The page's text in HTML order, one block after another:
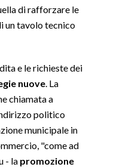
di rafforzare le
un tavolo tecnico
e le richieste dei
nuove . La
chiamata a
politico
municipale in
"come ad
- la promozione